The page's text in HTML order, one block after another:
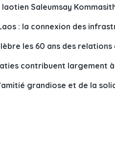
laotien Saleumsay
: la connexion des
les 60 ans des
contribuent largement
grandiose et de la